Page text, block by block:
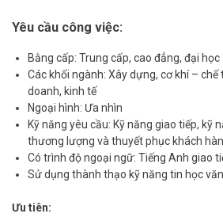
Yêu cầu công việc:
Bằng cấp: Trung cấp, cao đẳng, đại học
Các khối ngành: Xây dựng, cơ khí –
doanh, kinh tế
Ngoại hình: Ưa nhìn
Kỹ năng yêu cầu: Kỹ năng giao tiếp, kỹ
thương lượng và thuyết phục khách
Có trình độ ngoại ngữ: Tiếng Anh giao
Sử dụng thành thạo kỹ năng tin học
Ưu tiên: